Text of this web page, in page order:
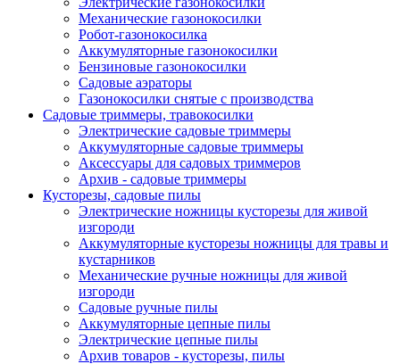
Механические газонокосилки
Робот-газонокосилка
Аккумуляторные газонокосилки
Бензиновые газонокосилки
Садовые аэраторы
Газонокосилки снятые с производства
Садовые триммеры, травокосилки
Электрические садовые триммеры
Аккумуляторные садовые триммеры
Аксессуары для садовых триммеров
Архив - садовые триммеры
Кусторезы, садовые пилы
Электрические ножницы кусторезы для живой
изгороди
Аккумуляторные кусторезы ножницы для травы и
кустарников
Механические ручные ножницы для живой
изгороди
Садовые ручные пилы
Аккумуляторные цепные пилы
Электрические цепные пилы
Архив товаров - кусторезы, пилы